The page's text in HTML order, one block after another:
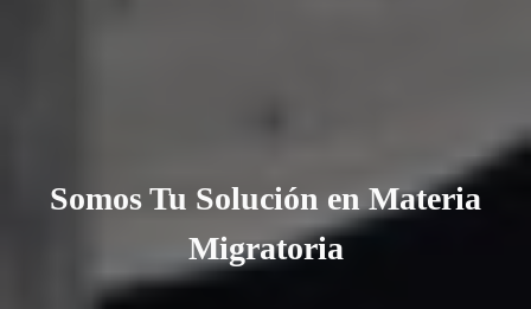
Somos Tu Solución en Materia
Migratoria